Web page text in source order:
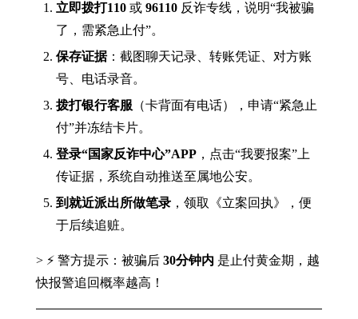
立即拨打110 或 96110 反诈专线，说明“我被骗
了，需紧急止付”。
保存证据：截图聊天记录、转账凭证、对方账
号、电话录音。
拨打银行客服 （卡背面有电话），申请“紧急止
付”并冻结卡片。
登录“国家反诈中心”APP ，点击“我要报案”上
传证据，系统自动推送至属地公安。
到就近派出所做笔录 ，领取《立案回执》，便
于后续追赃。
> ⚡ 警方提示：被骗后 30分钟内 是止付黄金期，越
快报警追回概率越高！